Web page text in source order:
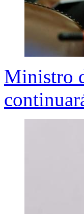
Ministro